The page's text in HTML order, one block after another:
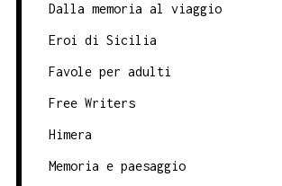
Dalla memoria al viaggio
Eroi di Sicilia
Favole per adulti
Free Writers
Himera
Memoria e paesaggio